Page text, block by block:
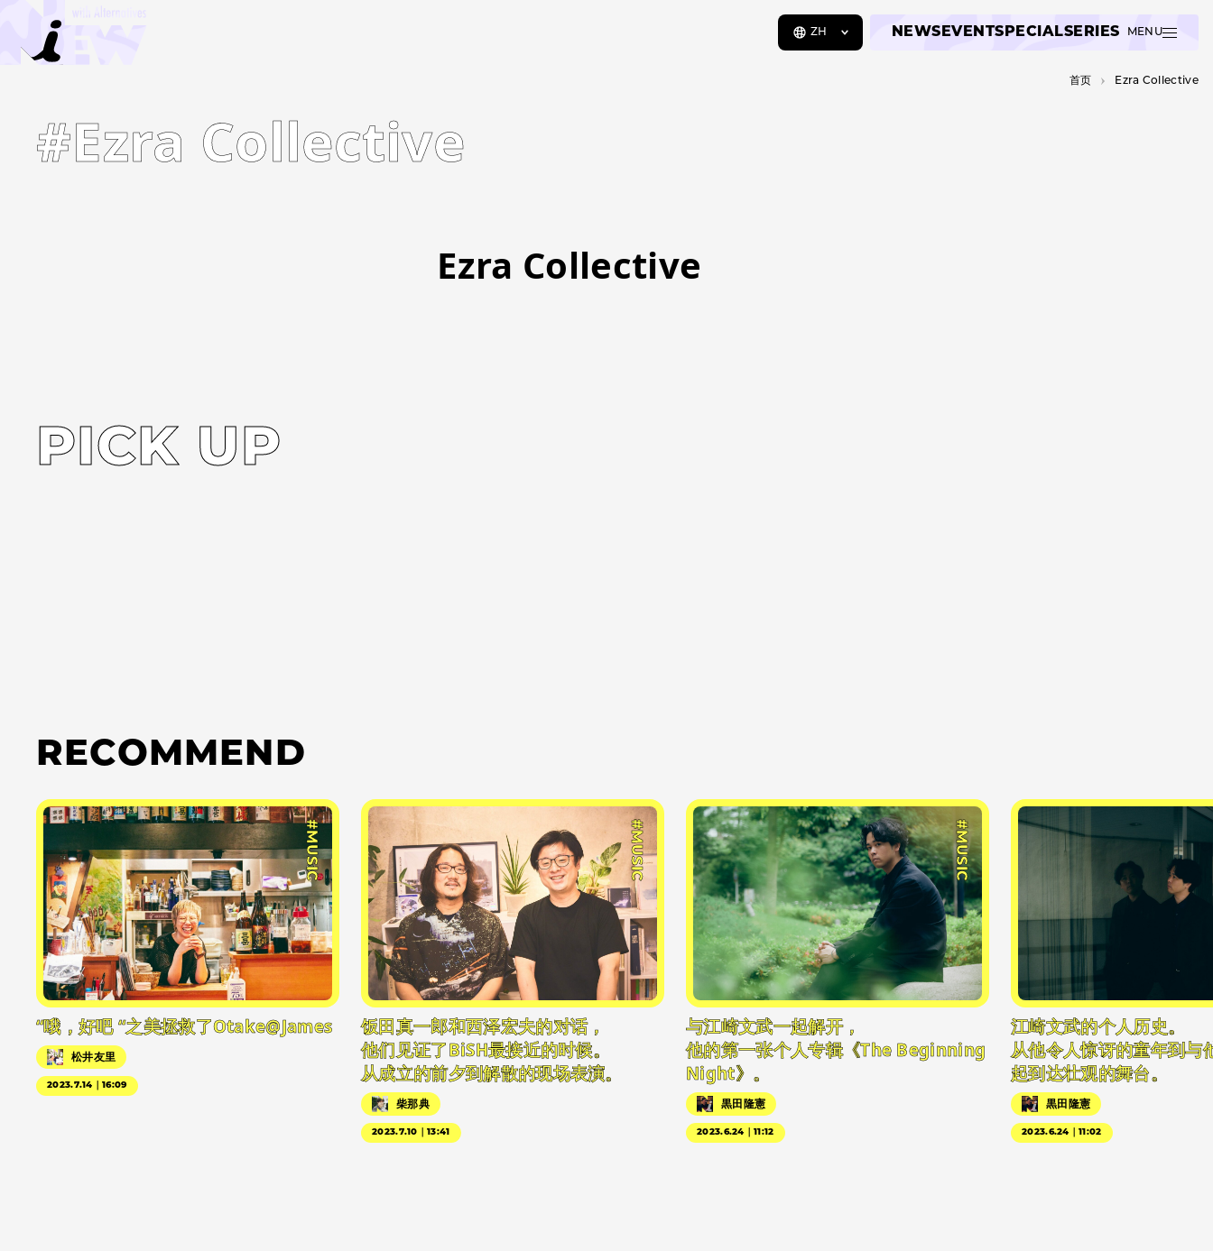
ZH NEWS EVENTSPECIALSERIES MENU
首页 Ezra Collective
#Ezra Collective
Ezra Collective
PICK UP
RECOMMEND
#MUSIC
“哦，好吧 “之美拯救了Otake@James
松井友里
2023.7.14｜16:09
#MUSIC
饭田真一郎和西泽宏夫的对话，
他们见证了BiSH最接近的时候。
从成立的前夕到解散的现场表演。
柴那典
2023.7.10｜13:41
#MUSIC
与江崎文武一起解开，
他的第一张个人专辑《The Beginning
Night》。
黒田隆憲
2023.6.24｜11:12
江崎文武的个人历史。
从他令人惊讶的童年到与
起到达壮观的舞台。
黒田隆憲
2023.6.24｜11:02